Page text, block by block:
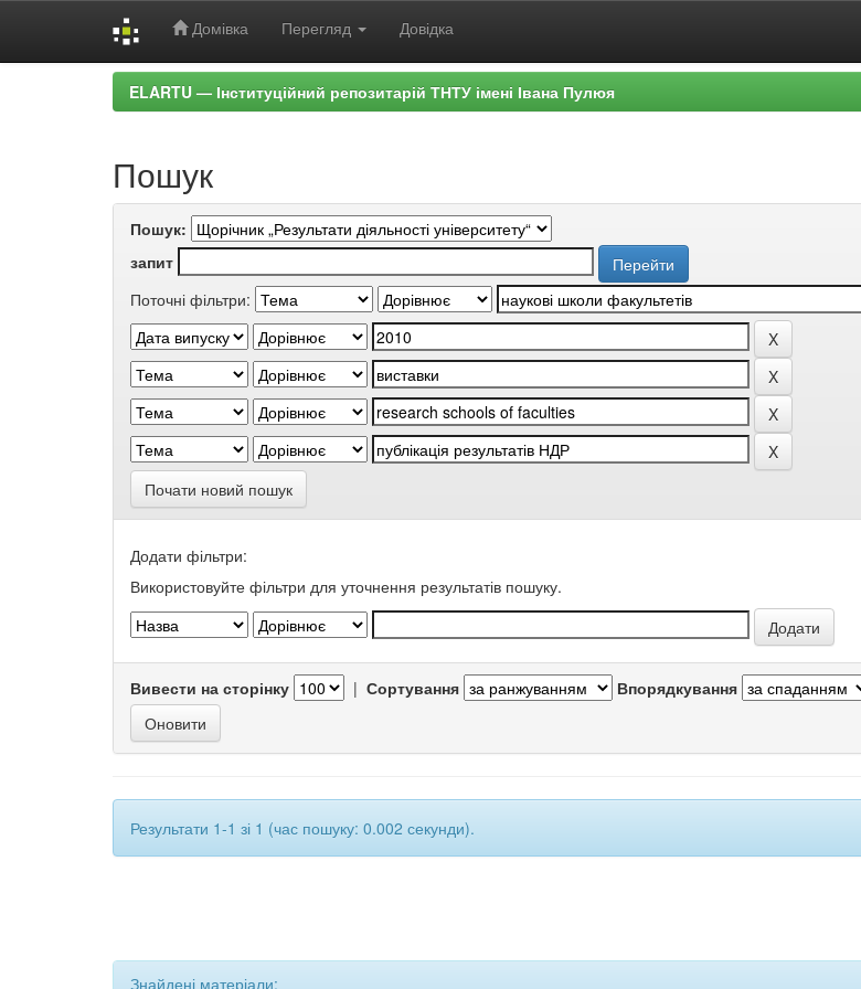
Домівка Перегляд Довідка
ELARTU — Інституційний репозитарій ТНТУ імені Івана Пулюя
Пошук
Пошук:
запит
Поточні фільтри:
Почати новий пошук
Додати фільтри:
Використовуйте фільтри для уточнення результатів пошуку.
Вивести на сторінку | Сортування Впорядкування
Результати 1-1 зі 1 (час пошуку: 0.002 секунди).
Знайдені матеріали: